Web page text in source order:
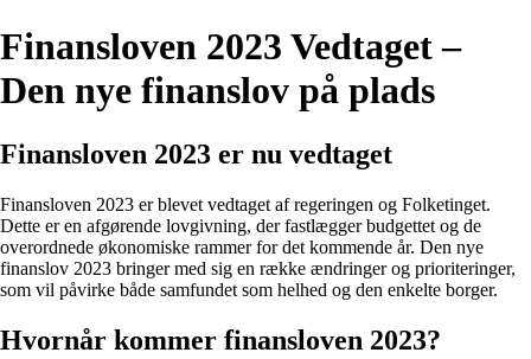
Finansloven 2023 Vedtaget –
Den nye finanslov på plads
Finansloven 2023 er nu vedtaget
Finansloven 2023 er blevet vedtaget af regeringen og Folketinget.
Dette er en afgørende lovgivning, der fastlægger budgettet og de
overordnede økonomiske rammer for det kommende år. Den nye
finanslov 2023 bringer med sig en række ændringer og prioriteringer,
som vil påvirke både samfundet som helhed og den enkelte borger.
Hvornår kommer finansloven 2023?